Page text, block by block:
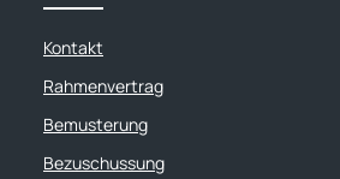
Kontakt
Rahmenvertrag
Bemusterung
Bezuschussung